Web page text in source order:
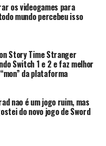
no Japão de Super
ッシュブラザーズ
Supesharu?) é um
Smash Bros.
Studios e Sora Ltd. e
para Nintendo
jogo de luta não
ataques diferentes
e derrubá-los para
os videogames para
mundo percebeu isso
Story Time Stranger
Switch 1 e 2 e faz melhor
da plataforma
nao é um jogo ruim, mas
do novo jogo de Sword